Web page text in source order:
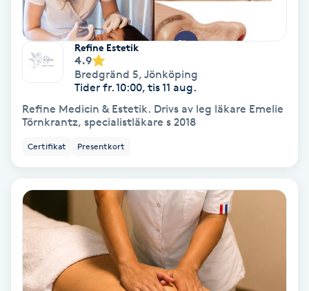
Navelpiercing
NBE-massage
Ny frisyr
Olaplex
Ombre
Ombre brows
Refine Estetik
4.9
Bredgränd 5, Jönköping
Tider fr. 10:00, tis 11 aug.
Refine Medicin & Estetik. Drivs av leg läkare Emelie
Törnkrantz, specialistläkare s 2018
Certifikat Presentkort